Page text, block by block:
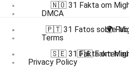
DMCA
Terms
Privacy Policy
🇳🇴 31 Fakta om
🇵🇹 31 Fatos sobre
🇸🇪 31 Fakta om
🌍
🇩🇪 Fakten